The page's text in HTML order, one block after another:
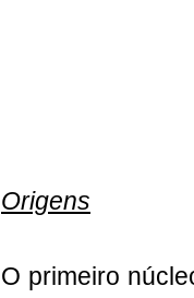
Origens
O primeiro